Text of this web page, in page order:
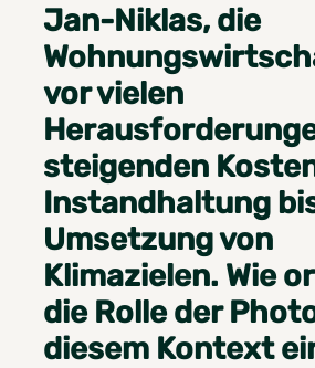
Jan-Niklas, die
vor vielen
steigenden
Instandhaltung
Umsetzung von
Klimazielen. Wie
die Rolle der
diesem Kontext